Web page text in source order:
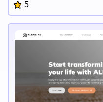
다. '부가적인 뇌'라고 설명되
생산성 도구입니다.
5